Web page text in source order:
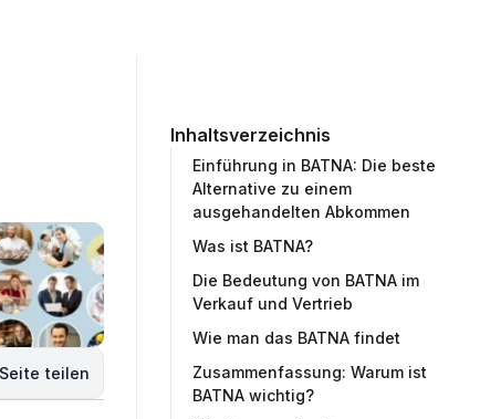
Inhaltsverzeichnis
Einführung in BATNA: Die beste
Alternative zu einem
ausgehandelten Abkommen
Was ist BATNA?
Die Bedeutung von BATNA im
Verkauf und Vertrieb
Wie man das BATNA findet
Zusammenfassung: Warum ist
BATNA wichtig?
teilen